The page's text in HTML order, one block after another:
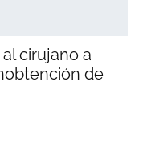
cirujano a
de